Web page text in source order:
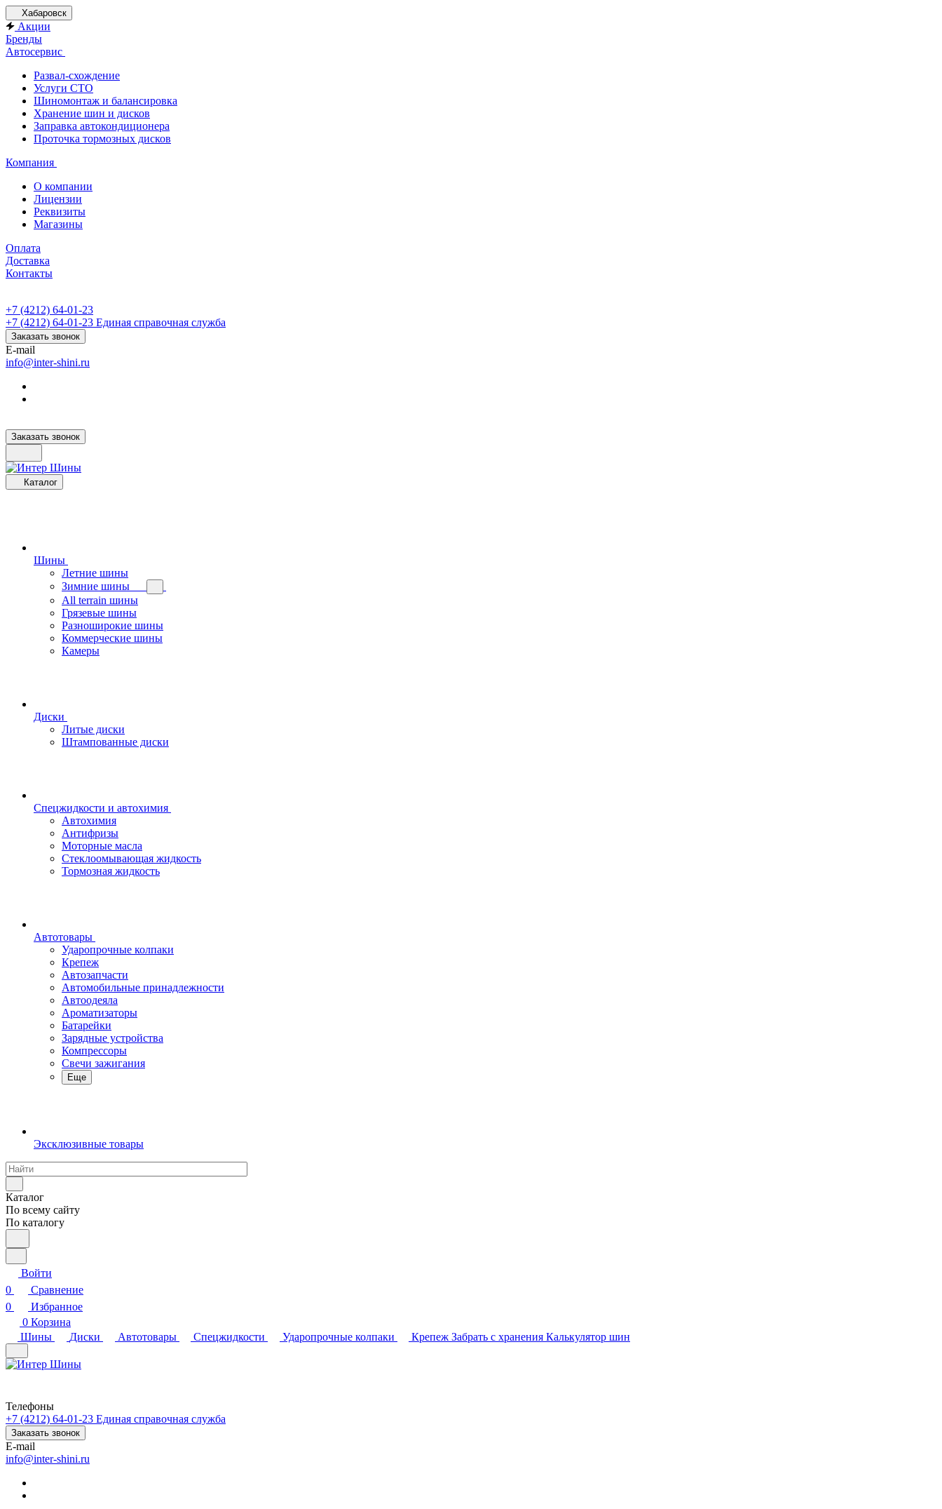
Хабаровск
Акции
Бренды
Автосервис
Развал-схождение
Услуги СТО
Шиномонтаж и балансировка
Хранение шин и дисков
Заправка автокондиционера
Проточка тормозных дисков
Компания
О компании
Лицензии
Реквизиты
Магазины
Оплата
Доставка
Контакты
+7 (4212) 64-01-23
+7 (4212) 64-01-23 Единая справочная служба
Заказать звонок
E-mail
info@inter-shini.ru
Заказать звонок
Каталог
Шины
Летние шины
Зимние шины
All terrain шины
Грязевые шины
Разноширокие шины
Коммерческие шины
Камеры
Диски
Литые диски
Штампованные диски
Спецжидкости и автохимия
Автохимия
Антифризы
Моторные масла
Стеклоомывающая жидкость
Тормозная жидкость
Автотовары
Ударопрочные колпаки
Крепеж
Автозапчасти
Автомобильные принадлежности
Автоодеяла
Ароматизаторы
Батарейки
Зарядные устройства
Компрессоры
Свечи зажигания
Еще
Эксклюзивные товары
Каталог
По всему сайту
По каталогу
Войти
0
Сравнение
0
Избранное
0 Корзина
Шины
Диски Автотовары Спецжидкости Ударопрочные колпаки Крепеж Забрать с хранения Калькулятор шин
Телефоны
+7 (4212) 64-01-23 Единая справочная служба
Заказать звонок
E-mail
info@inter-shini.ru